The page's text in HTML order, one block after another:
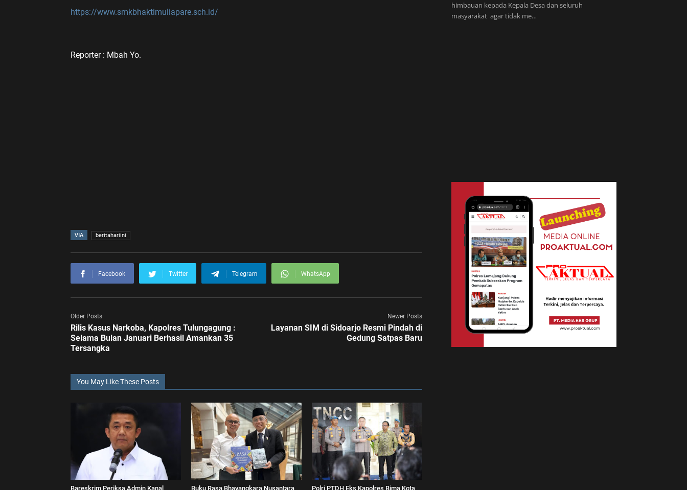
https://www.smkbhaktimuliapare.sch.id/
Reporter : Mbah Yo.
VIA beritahariini
Facebook Twitter Telegram WhatsApp
Older Posts
Rilis Kasus Narkoba, Kapolres Tulungagung :
Selama Bulan Januari Berhasil Amankan 35
Tersangka
Newer Posts
Layanan SIM di Sidoarjo Resmi Pindah di
Gedung Satpas Baru
You May Like These Posts
Bareskrim Periksa Admin Kanal Buku Rasa Bhayangkara Nusantara Polri PTDH Eks Kapolres Bima Kota
himbauan kepada Kepala Desa dan seluruh
masyarakat agar tidak me…